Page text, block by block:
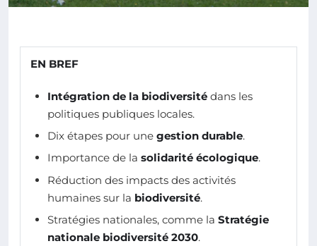
EN BREF
Intégration de la biodiversité dans les
politiques publiques locales.
Dix étapes pour une gestion durable.
Importance de la solidarité écologique.
Réduction des impacts des activités
humaines sur la biodiversité.
Stratégies nationales, comme la Stratégie
nationale biodiversité 2030.